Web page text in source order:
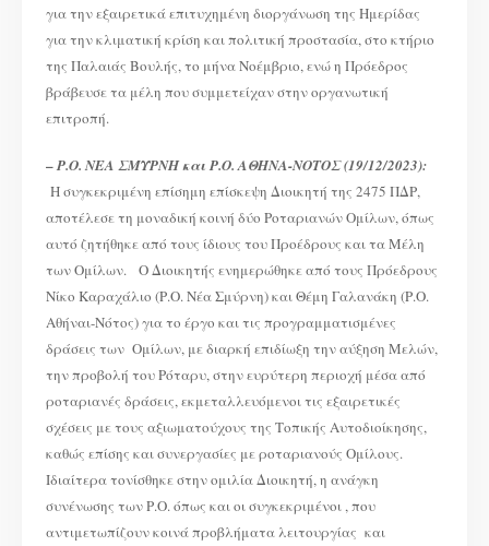
για την εξαιρετικά επιτυχημένη διοργάνωση της Ημερίδας
για την κλιματική κρίση και πολιτική προστασία, στο κτήριο
της Παλαιάς Βουλής, το μήνα Νοέμβριο, ενώ η Πρόεδρος
βράβευσε τα μέλη που συμμετείχαν στην οργανωτική
επιτροπή.
–Ρ.Ο. ΝΕΑ ΣΜΥΡΝΗ και Ρ.Ο. ΑΘΗΝΑ-ΝΟΤΟΣ (19/12/2023):
Η συγκεκριμένη επίσημη επίσκεψη Διοικητή της 2475 ΠΔΡ,
αποτέλεσε τη μοναδική κοινή δύο Ροταριανών Ομίλων, όπως
αυτό ζητήθηκε από τους ίδιους του Προέδρους και τα Μέλη
των Ομίλων. Ο Διοικητής ενημερώθηκε από τους Πρόεδρους
Νίκο Καραχάλιο (Ρ.Ο. Νέα Σμύρνη) και Θέμη Γαλανάκη (Ρ.Ο.
Αθήναι-Νότος) για το έργο και τις προγραμματισμένες
δράσεις των Ομίλων, με διαρκή επιδίωξη την αύξηση Μελών,
την προβολή του Ρόταρυ, στην ευρύτερη περιοχή μέσα από
ροταριανές δράσεις, εκμεταλλευόμενοι τις εξαιρετικές
σχέσεις με τους αξιωματούχους της Τοπικής Αυτοδιοίκησης,
καθώς επίσης και συνεργασίες με ροταριανούς Ομίλους.
Ιδιαίτερα τονίσθηκε στην ομιλία Διοικητή, η ανάγκη
συνένωσης των Ρ.Ο. όπως και οι συγκεκριμένοι , που
αντιμετωπίζουν κοινά προβλήματα λειτουργίας και